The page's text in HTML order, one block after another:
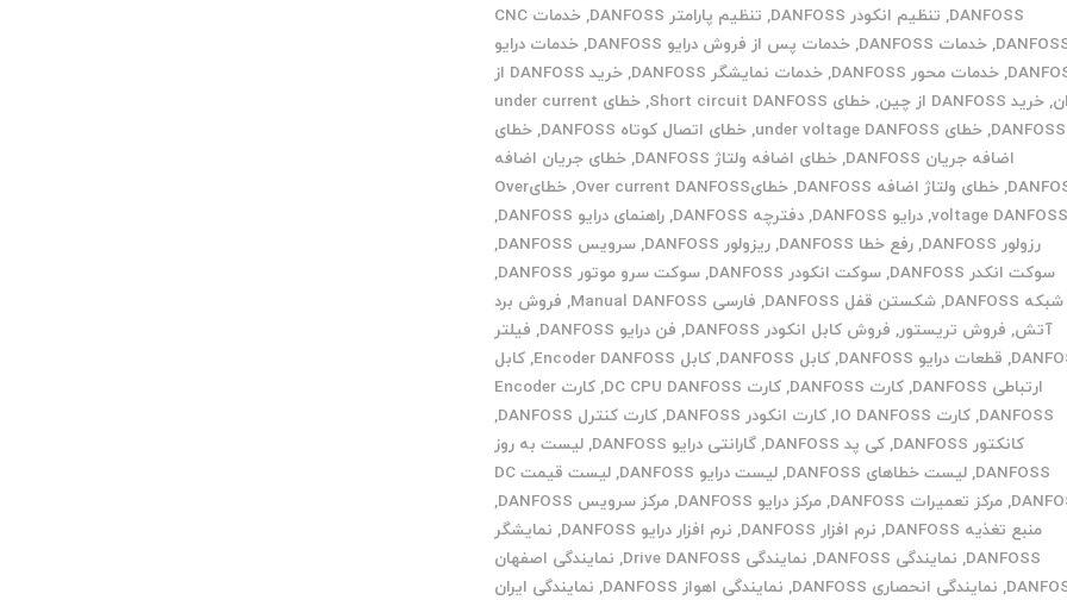
DANFOSS
, تنظیم انکودر DANFOSS , تنظیم پارامتر DANFOSS ,
خدمات CNC
, خدمات DANFOSS , خدمات پس از فروش درایو DANFOSS , خدمات درایو
, خدمات محور DANFOSS , خدمات نمایشگر DANFOSS ,
خرید DANFOSS از
, خرید DANFOSS از چین , خطای Short circuit DANFOSS ,
خطای under current
DANFOSS
, خطای under voltage DANFOSS , خطای اتصال کوتاه DANFOSS , خطای
اضافه جریان DANFOSS
, خطای اضافه ولتاژ DANFOSS , خطای جریان اضافه
, خطای ولتاژ اضافه DANFOSS , خطایOver current DANFOSS ,
خطایOver
voltage DANFOSS
, درایو DANFOSS , دفترچه DANFOSS , راهنمای درایو DANFOSS
,
رزولور DANFOSS
, رفع خطا DANFOSS , ریزولور DANFOSS , سرویس DANFOSS
,
سوکت انکدر DANFOSS
, سوکت انکودر DANFOSS , سوکت سرو موتور DANFOSS
,
شبکه DANFOSS
, شکستن قفل DANFOSS , فارسی Manual DANFOSS , فروش برد
آتش, فروش تریستور, فروش کابل انکودر DANFOSS , فن درایو DANFOSS , فیلتر
, قطعات درایو DANFOSS , کابل DANFOSS , کابل Encoder DANFOSS , کابل
ارتباطی DANFOSS
, کارت DANFOSS , کارت DC CPU DANFOSS ,
کارت Encoder
DANFOSS
, کارت IO DANFOSS , کارت انکودر DANFOSS , کارت کنترل DANFOSS
,
کانکتور DANFOSS
, کی پد DANFOSS , گارانتی درایو DANFOSS , لیست به روز
DANFOSS
, لیست خطاهای DANFOSS , لیست درایو DANFOSS ,
لیست قیمت DC
, مرکز تعمیرات DANFOSS , مرکز درایو DANFOSS , مرکز سرویس DANFOSS
,
منبع تغذیه DANFOSS
, نرم افزار DANFOSS , نرم افزار درایو DANFOSS , نمایشگر
DANFOSS
, نمایندگی DANFOSS , نمایندگی Drive DANFOSS , نمایندگی اصفهان
, نمایندگی انحصاری DANFOSS , نمایندگی اهواز DANFOSS , نمایندگی ایران